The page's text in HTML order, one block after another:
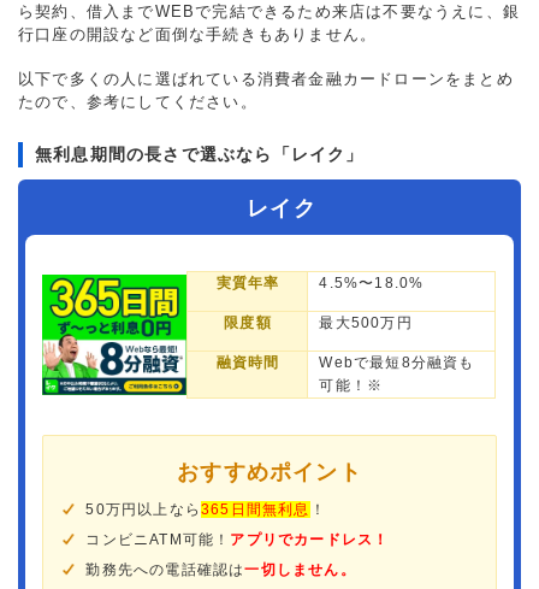
ら契約、借入までWEBで完結できるため来店は不要なうえに、銀
行口座の開設など面倒な手続きもありません。
以下で多くの人に選ばれている消費者金融カードローンをまとめ
たので、参考にしてください。
無利息期間の長さで選ぶなら「レイク」
レイク
実質年率 4.5%〜18.0%
限度額 最大500万円
融資時間
Webで最短8分融資も
可能！※
おすすめポイント
50万円以上なら365日間無利息
！
コンビニATM可能！ アプリでカードレス！
勤務先への電話確認は一切しません。